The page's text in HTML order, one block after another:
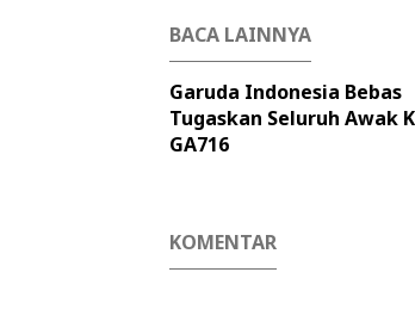
BACA LAINNYA
Garuda Indonesia Bebas
Tugaskan Seluruh Awak
GA716
KOMENTAR